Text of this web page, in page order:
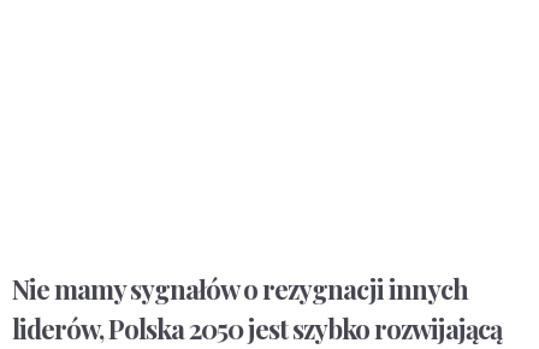
Nie mamy sygnałów o rezygnacji innych
liderów, Polska 2050 jest szybko rozwijającą